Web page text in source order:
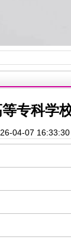
专科学
04-07